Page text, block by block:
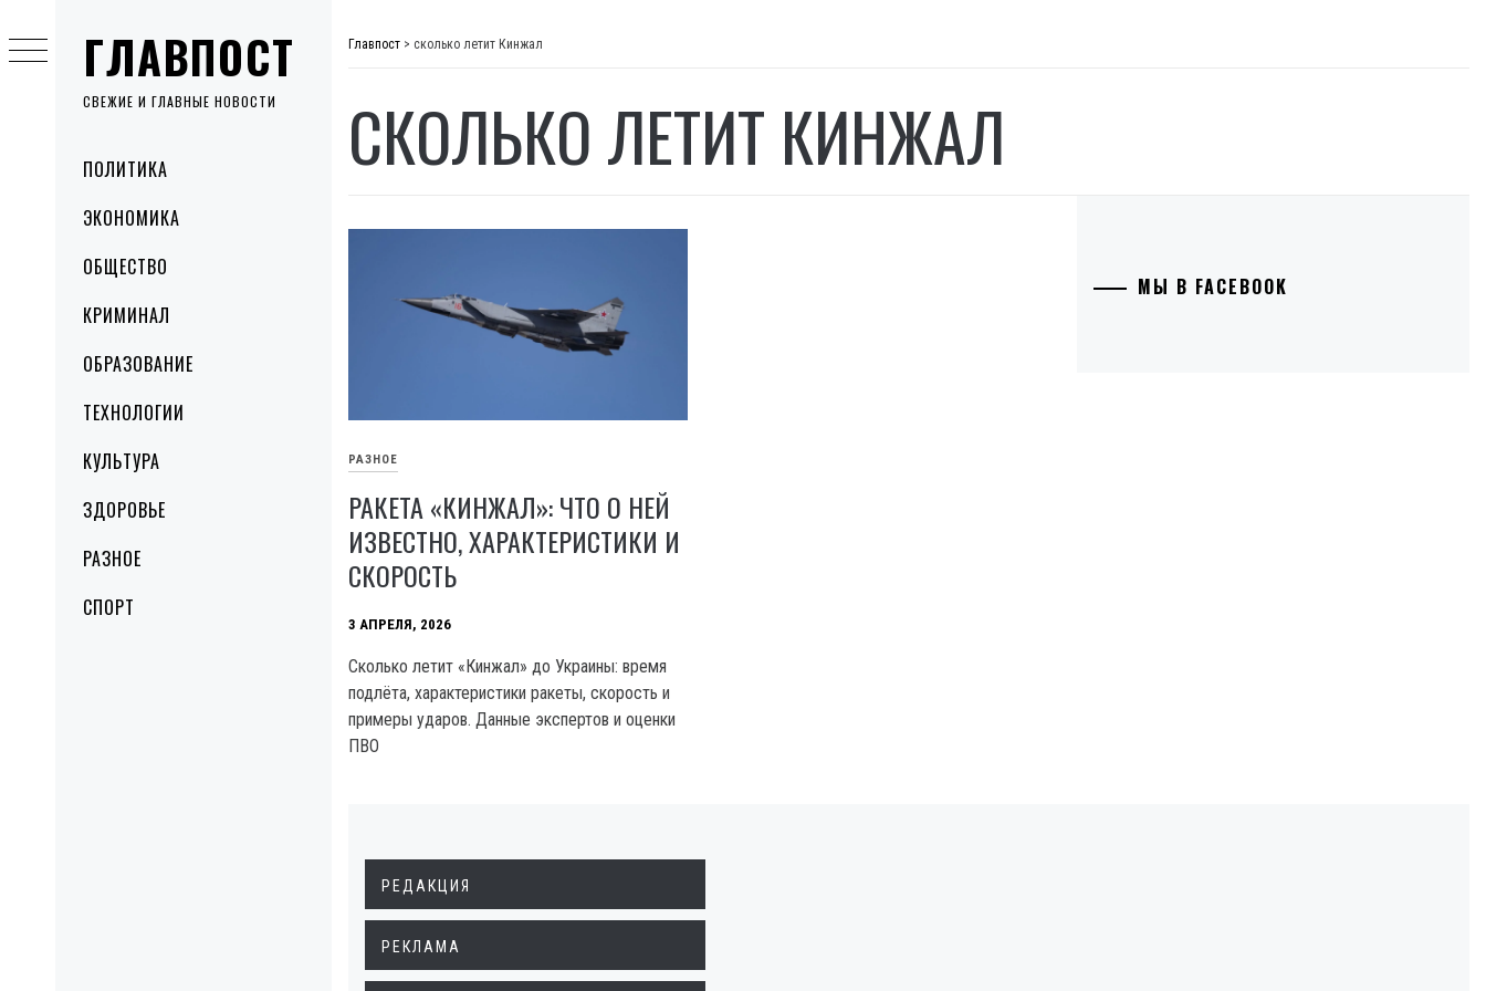
ГЛАВПОСТ
СВЕЖИЕ И ГЛАВНЫЕ НОВОСТИ
MenuПОЛИТИКА
ЭКОНОМИКА
ОБЩЕСТВО
КРИМИНАЛ
ОБРАЗОВАНИЕ
ТЕХНОЛОГИИ
КУЛЬТУРА
ЗДОРОВЬЕ
РАЗНОЕ
СПОРТ
to
content
Главпост > сколько летит Кинжал
СКОЛЬКО ЛЕТИТ КИНЖАЛ
РАЗНОЕ
РАКЕТА «КИНЖАЛ»: ЧТО О НЕЙ
ИЗВЕСТНО, ХАРАКТЕРИСТИКИ И
СКОРОСТЬ
3 АПРЕЛЯ, 2026
Сколько летит «Кинжал» до Украины: время
подлёта, характеристики ракеты, скорость и
примеры ударов. Данные экспертов и оценки
ПВО
МЫ В FACEBOOK
РЕДАКЦИЯ
РЕКЛАМА